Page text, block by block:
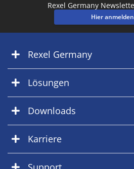
Rexel Germany
Hier
Rexel Germany
Lösungen
Downloads
Karriere